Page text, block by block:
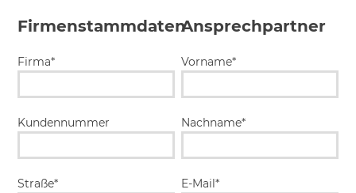
Firmenstammdaten
Firma*
Kundennummer
Straße*
Ansprechpartner
Vorname*
Nachname*
E-Mail*